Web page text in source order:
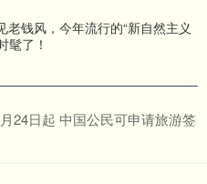
老钱风，今年流行的“新自然主义
髦了！
24日起 中国公民可申请旅游签